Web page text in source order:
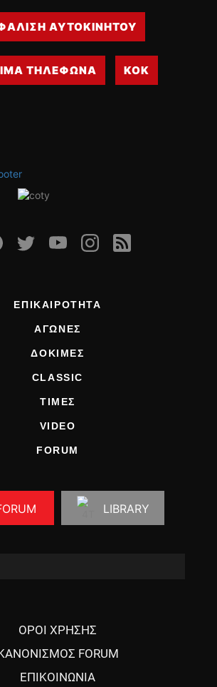
ΑΥΤΟΚΙΝΗΤΟΥ
ΤΗΛΕΦΩΝΑ ΚΟΚ
ΕΠΙΚΑΙΡΟΤΗΤΑ
ΑΓΩΝΕΣ
ΔΟΚΙΜΕΣ
CLASSIC
ΤΙΜΕΣ
VIDEO
FORUM
LIBRARY
ΟΡΟΙ ΧΡΗΣΗΣ
FORUM
ΕΠΙΚΟΙΝΩΝΙΑ